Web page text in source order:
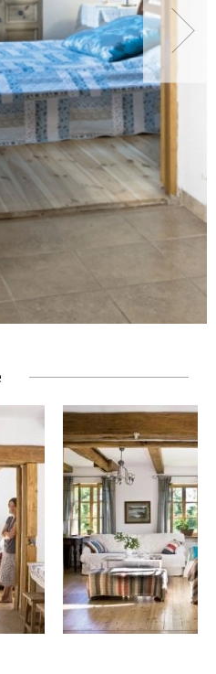
APTECZKA
DOMU
ŻYCIE
W NATURZE